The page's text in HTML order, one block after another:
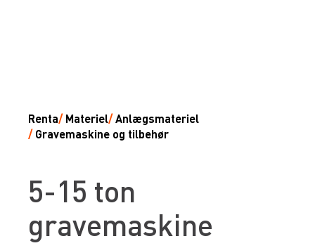
Renta/ Materiel/Anlægsmateriel
/ Gravemaskine og tilbehør
5-15 ton
gravemaskine